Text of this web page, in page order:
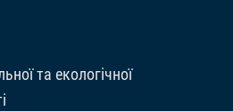
та екологічної